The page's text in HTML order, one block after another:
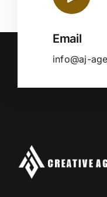
Email
info@aj-